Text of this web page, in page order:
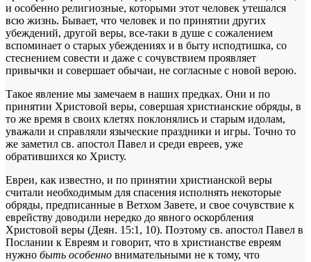
и особенно религиозные, которыми этот человек утешался
всю жизнь. Бывает, что человек и по принятии других
убеждений, другой веры, все-таки в душе с сожалением
вспоминает о старых убеждениях и в быту исподтишка, со
стеснением совести и даже с сочувствием проявляет
привычки и совершает обычаи, не согласные с новой верою.
Такое явление мы замечаем в наших предках. Они и по
принятии Христовой веры, совершая христианские обряды, в
то же время в своих клетях поклонялись и старым идолам,
уважали и справляли языческие праздники и игры. Точно то
же заметил св. апостол Павел и среди евреев, уже
обратившихся ко Христу.
Евреи, как известно, и по принятии христианской веры
считали необходимым для спасения исполнять некоторые
обряды, предписанные в Ветхом Завете, и свое сочувствие к
еврейству доводили нередко до явного оскорбления
Христовой веры (Деян. 15:1, 10). Поэтому св. апостол Павел в
Послании к Евреям и говорит, что в христианстве евреям
нужно быть особенно внимательными не к тому, что